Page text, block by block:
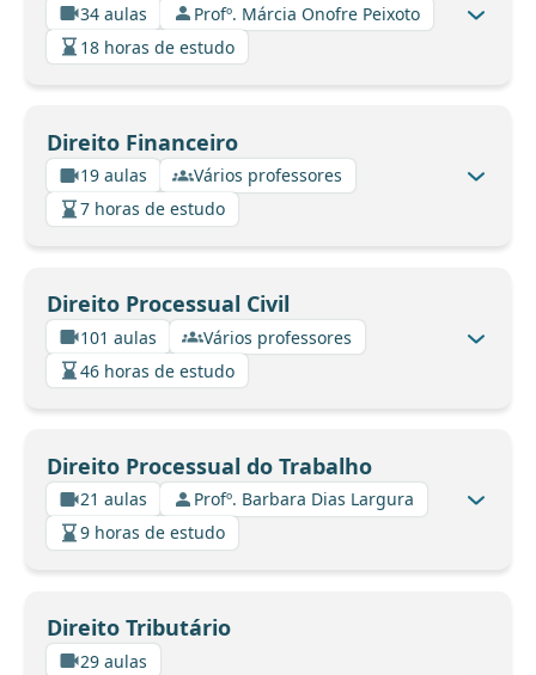
34 aulas
Profº. Márcia Onofre Peixoto
18 horas de estudo
Direito Financeiro
19 aulas
Vários professores
7 horas de estudo
Direito Processual Civil
101 aulas
Vários professores
46 horas de estudo
Direito Processual do Trabalho
21 aulas
Profº. Barbara Dias Largura
9 horas de estudo
Direito Tributário
29 aulas